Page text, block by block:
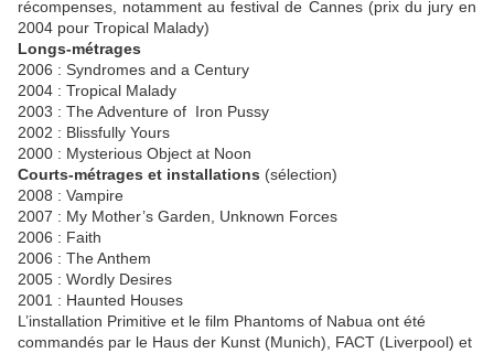
récompenses, notamment au festival de Cannes (prix du jury en
2004 pour Tropical Malady)
Longs-métrages
2006 : Syndromes and a Century
2004 : Tropical Malady
2003 : The Adventure of Iron Pussy
2002 : Blissfully Yours
2000 : Mysterious Object at Noon
Courts-métrages et installations (sélection)
2008 : Vampire
2007 : My Mother’s Garden, Unknown Forces
2006 : Faith
2006 : The Anthem
2005 : Wordly Desires
2001 : Haunted Houses
L’installation Primitive et le film Phantoms of Nabua ont été
commandés par le Haus der Kunst (Munich), FACT (Liverpool) et